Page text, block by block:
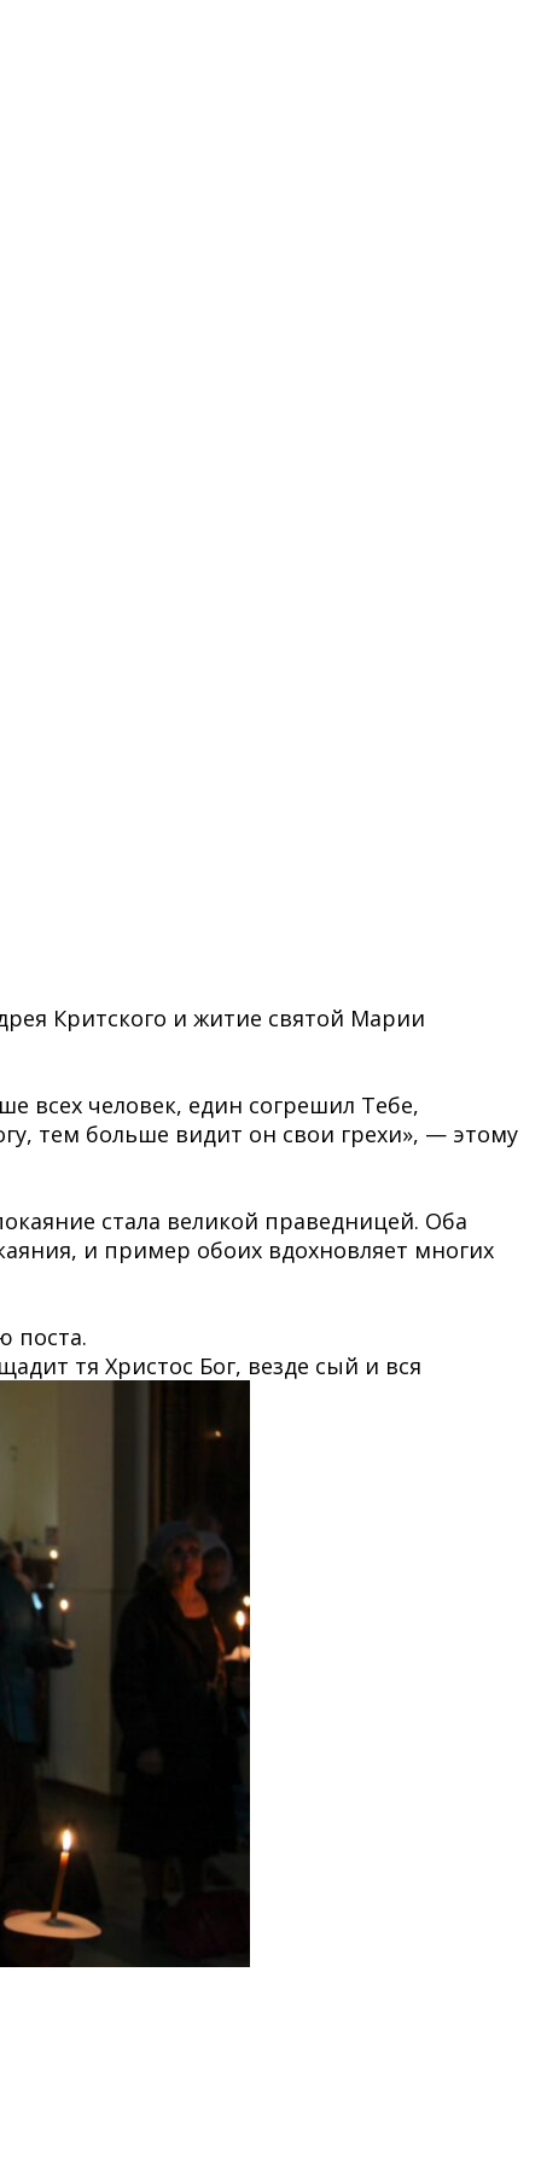
Критского и житие святой Марии
всех человек, един согрешил Тебе,
тем больше видит он свои грехи», — этому
стала великой праведницей. Оба
и пример обоих вдохновляет многих
поста.
тя Христос Бог, везде сый и вся